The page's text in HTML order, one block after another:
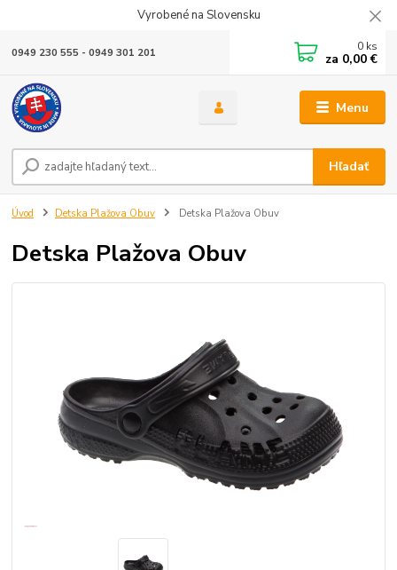
Vyrobené na Slovensku
Menu
Hľadať
0949 230 555 - 0949 301 201 0 ks
za 0,00 €
Úvod Detska Plažova Obuv Detska Plažova Obuv
Detska Plažova Obuv